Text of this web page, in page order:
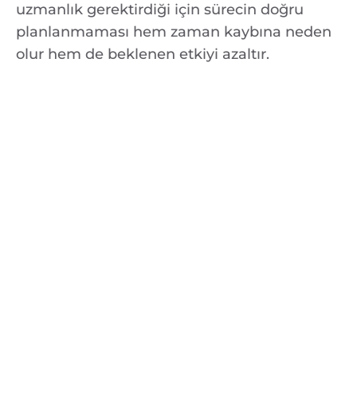
uzmanlık gerektirdiği için sürecin doğru
planlanmaması hem zaman kaybına neden
olur hem de beklenen etkiyi azaltır.